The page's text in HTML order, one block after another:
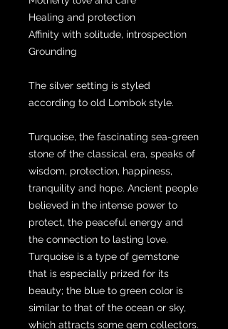
Healing and protection
Affinity with solitude, introspection
Grounding
The silver setting is styled
according to old Lombok style.
Turquoise, the fascinating sea-green
stone of the classical era, speaks of
wisdom, protection, happiness,
tranquility and hope. Ancient people
believed in the intense power to
protect, the peaceful energy and
the connection to lasting love.
Turquoise is a type of gemstone
that is especially prized for its
beauty; the blue to green color is
similar to that of the ocean or sky,
which attracts some gem collectors.